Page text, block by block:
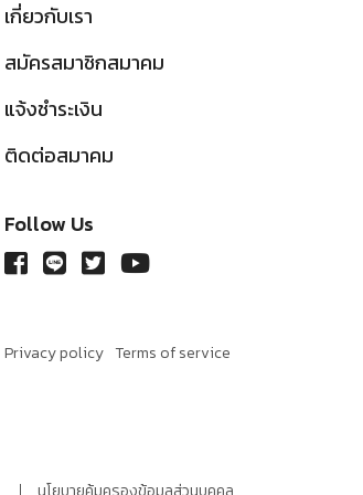
เกี่ยวกับเรา
สมัครสมาชิกสมาคม
แจ้งชำระเงิน
ติดต่อสมาคม
Follow Us
Privacy policy Terms of service